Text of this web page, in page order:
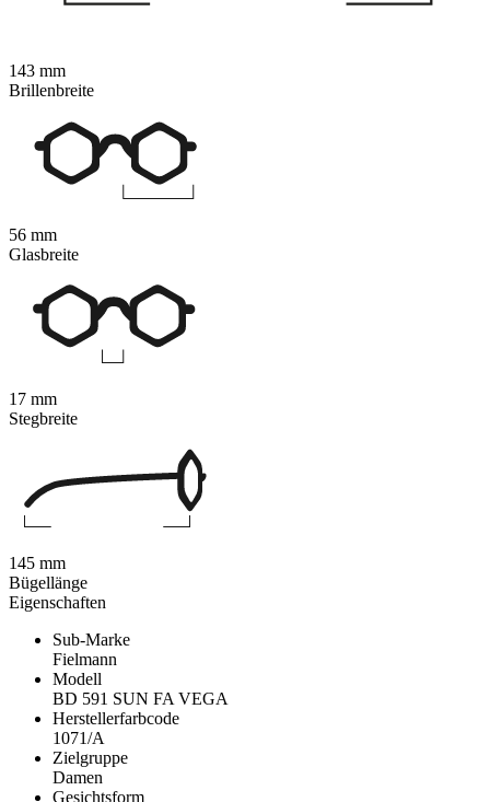
Eigenschaften
Sub-Marke
Fielmann
Modell
BD 591 SUN FA VEGA
Herstellerfarbcode
1071/A
Zielgruppe
Damen
Gesichtsform
143 mm
Brillenbreite
56 mm
Glasbreite
17 mm
Stegbreite
145 mm
Bügellänge